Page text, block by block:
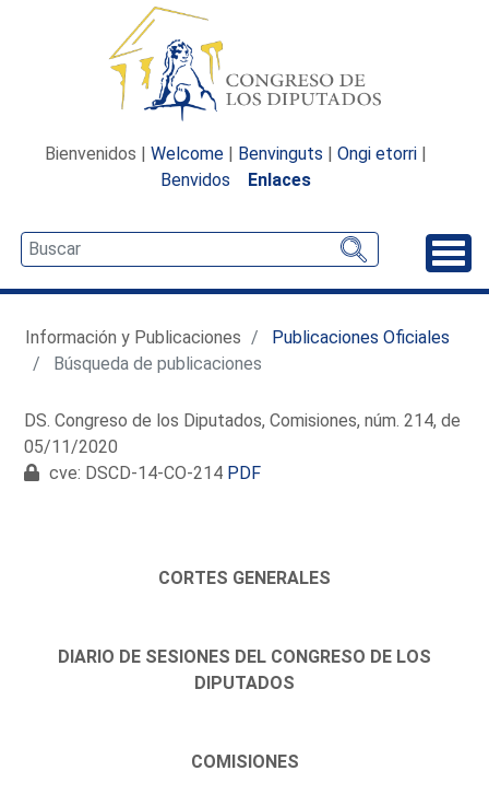
Bienvenidos | Welcome | Benvinguts | Ongi etorri |
Benvidos
Enlaces
Información y Publicaciones
Publicaciones Oficiales
Búsqueda de publicaciones
DS. Congreso de los Diputados, Comisiones, núm. 214, de
05/11/2020
cve: DSCD-14-CO-214 PDF
CORTES GENERALES
DIARIO DE SESIONES DEL CONGRESO DE LOS
DIPUTADOS
COMISIONES